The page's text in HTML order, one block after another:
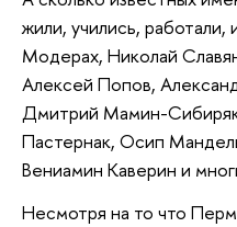
жили, учились, работали,
Модерах, Николай
Алексей Попов,
Дмитрий Мамин-
Пастернак, Осип
Вениамин Каверин и
Несмотря на то что